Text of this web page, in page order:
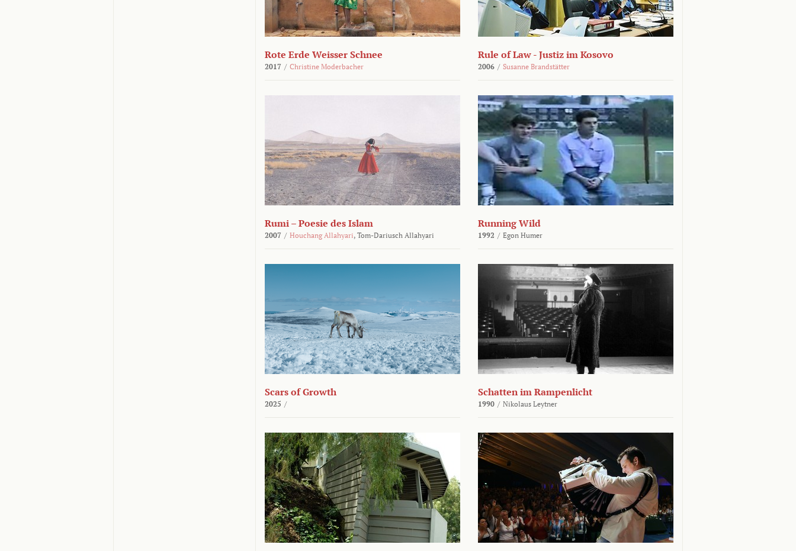
Rote Erde Weisser Schnee
2017 / Christine Moderbacher
Rule of Law - Justiz im Kosovo
2006 / Susanne Brandstätter
Rumi – Poesie des Islam
2007 / Houchang Allahyari, Tom-Dariusch Allahyari
Running Wild
1992 / Egon Humer
Scars of Growth
2025 /
Schatten im Rampenlicht
1990 / Nikolaus Leytner